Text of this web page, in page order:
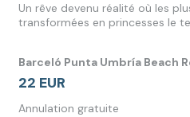
Un rêve devenu réalité où les
transformées en princesses le
Barceló Punta Umbría Beach
22 EUR
Annulation gratuite